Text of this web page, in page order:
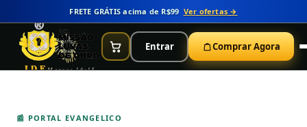
FRETE GRÁTIS acima de R$99 Ver ofertas →
IDEMarcos 16:15
Entrar Comprar Agora
📰 PORTAL EVANGELICO